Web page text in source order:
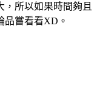
所以如果時間夠且
品嘗看看XD。